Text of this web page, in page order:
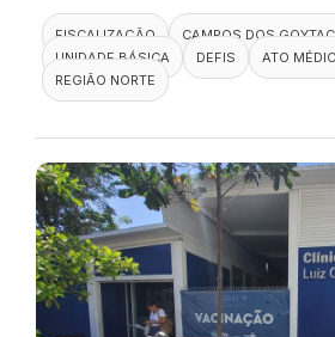
FISCALIZAÇÃO
CAMPOS DOS
UNIDADE BÁSICA
DEFIS
ATO
REGIÃO NORTE